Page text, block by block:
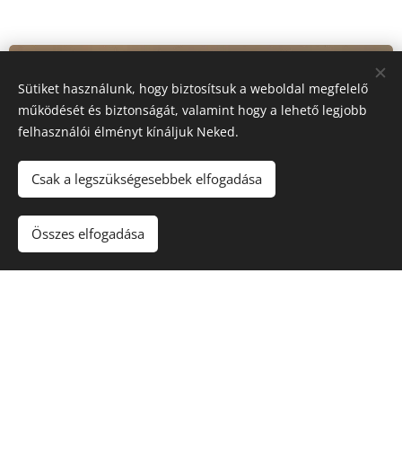
Sütiket használunk, hogy biztosítsuk a weboldal megfelelő
működését és biztonságát, valamint hogy a lehető legjobb
felhasználói élményt kínáljuk Neked.
Csak a legszükségesebbek elfogadása
Összes elfogadása